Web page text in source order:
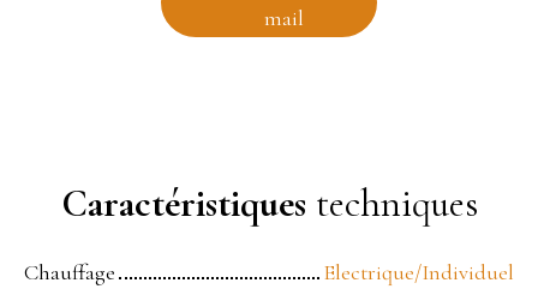
mail
Caractéristiques techniques
Chauffage
Electrique/Individuel